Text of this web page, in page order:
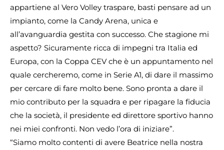
appartiene al Vero Volley traspare, basti pensare ad un
impianto, come la Candy Arena, unica e
all’avanguardia gestita con successo. Che stagione mi
aspetto? Sicuramente ricca di impegni tra Italia ed
Europa, con la Coppa CEV che è un appuntamento nel
quale cercheremo, come in Serie A1, di dare il massimo
per cercare di fare molto bene. Sono pronta a dare il
mio contributo per la squadra e per ripagare la fiducia
che la società, il presidente ed direttore sportivo hanno
nei miei confronti. Non vedo l’ora di iniziare”.
“Siamo molto contenti di avere Beatrice nella nostra